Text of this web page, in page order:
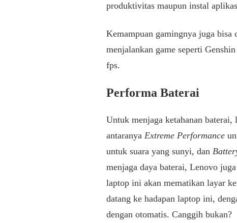
produktivitas maupun instal
Kemampuan gamingnya juga
menjalankan game seperti
fps.
Performa Baterai
Untuk menjaga ketahanan
antaranya Extreme Performance
untuk suara yang sunyi, dan
menjaga daya baterai, Lenovo
laptop ini akan mematikan layar
datang ke hadapan laptop ini,
dengan otomatis. Canggih bukan?